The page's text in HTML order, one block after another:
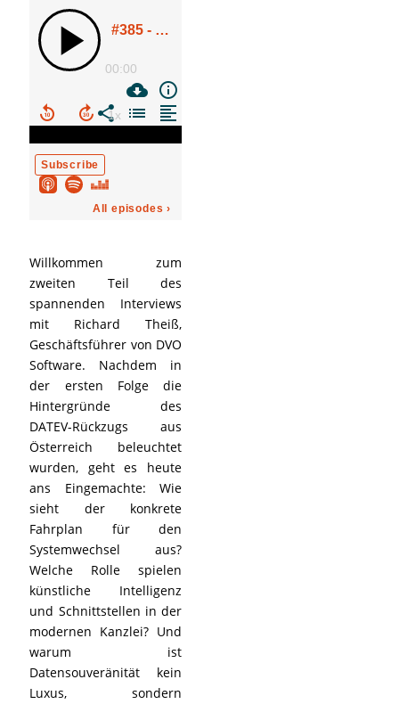
Willkommen zum
zweiten Teil des
spannenden Interviews
mit Richard Theiß,
Geschäftsführer von DVO
Software. Nachdem in
der ersten Folge die
Hintergründe des
DATEV-Rückzugs aus
Österreich beleuchtet
wurden, geht es heute
ans Eingemachte: Wie
sieht der konkrete
Fahrplan für den
Systemwechsel aus?
Welche Rolle spielen
künstliche Intelligenz
und Schnittstellen in der
modernen Kanzlei? Und
warum ist
Datensouveränität kein
Luxus, sondern